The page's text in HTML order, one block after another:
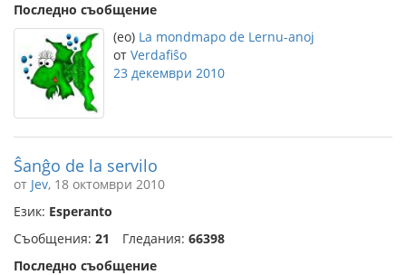
Последно съобщение
(eo) La mondmapo de Lernu-anoj
от Verdafiŝo
23 декември 2010
Ŝanĝo de la servilo
от Jev, 18 октомври 2010
Език: Esperanto
Съобщения: 21 Гледания: 66398
Последно съобщение